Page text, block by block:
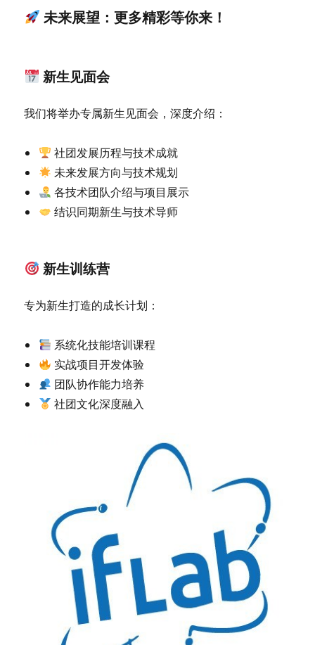
未来展望：更多精彩等你来！
新生见面会
我们将举办专属新生见面会，深度介绍：
社团发展历程与技术成就
未来发展方向与技术规划
各技术团队介绍与项目展示
结识同期新生与技术导师
新生训练营
专为新生打造的成长计划：
系统化技能培训课程
实战项目开发体验
团队协作能力培养
社团文化深度融入